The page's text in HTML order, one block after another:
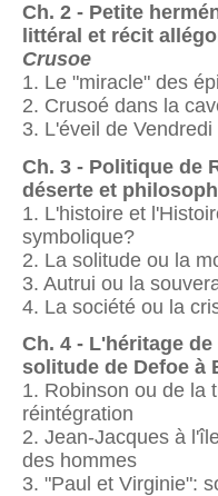
Ch. 2 - Petite
littéral et récit
Crusoe
1. Le "miracle" des
2. Crusoé dans la
3. L'éveil de Vendredi
Ch. 3 - Politique de
déserte et
1. L'histoire et
symbolique?
2. La solitude ou la
3. Autrui ou la
4. La société ou la
Ch. 4 - L'héritage
solitude de Defoe à
1. Robinson ou de la
réintégration
2. Jean-Jacques à
des hommes
3. "Paul et Virginie":